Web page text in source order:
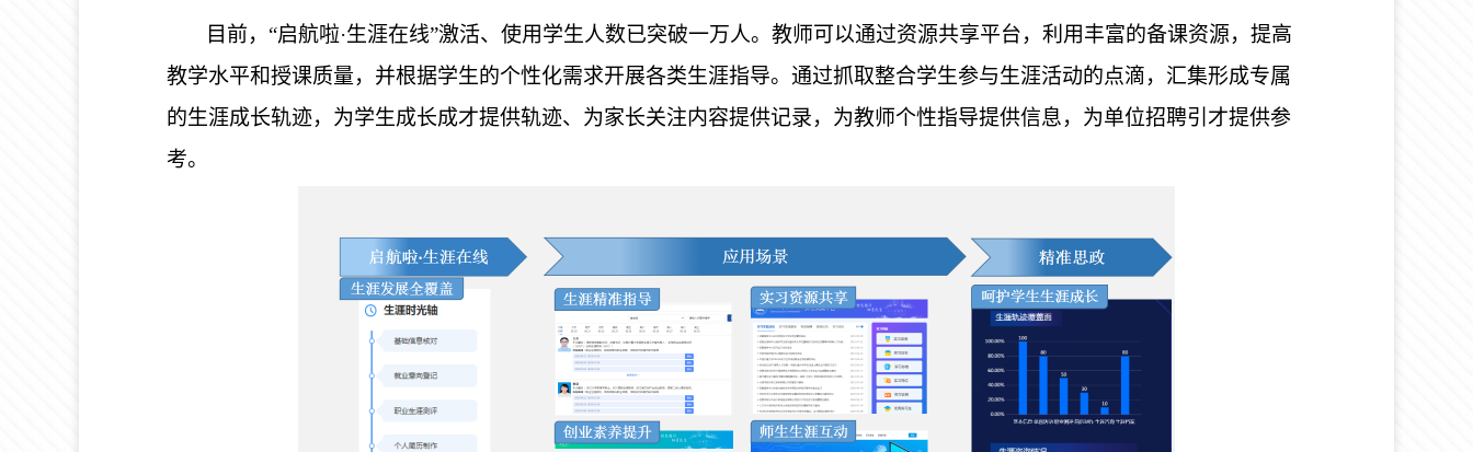
目前，“启航啦·生涯在线”激活、使用学生人数已突破一万人。教师可以通过资源共享平台，利用丰富的备课资源，提高
教学水平和授课质量，并根据学生的个性化需求开展各类生涯指导。通过抓取整合学生参与生涯活动的点滴，汇集形成专属
的生涯成长轨迹，为学生成长成才提供轨迹、为家长关注内容提供记录，为教师个性指导提供信息，为单位招聘引才提供参
考。